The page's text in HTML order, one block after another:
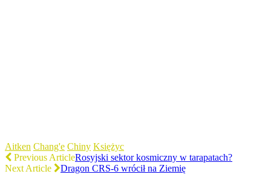
Aitken Chang'e Chiny Księżyc
Previous ArticleRosyjski sektor kosmiczny w tarapatach?
Next Article
Dragon CRS-6 wrócił na Ziemię